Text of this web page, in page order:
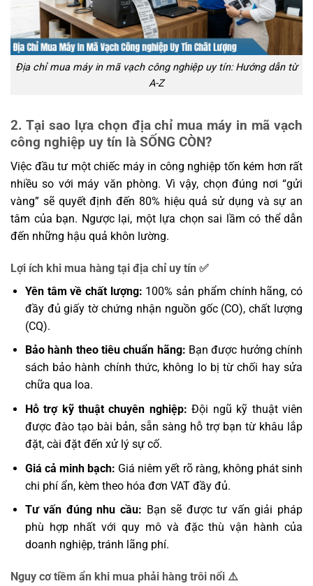
Địa chỉ mua máy in mã vạch công nghiệp uy tín: Hướng dẫn từ
A-Z
2. Tại sao lựa chọn địa chỉ mua máy in mã vạch
công nghiệp uy tín là SỐNG CÒN?
Việc đầu tư một chiếc máy in công nghiệp tốn kém hơn rất
nhiều so với máy văn phòng. Vì vậy, chọn đúng nơi “gửi
vàng” sẽ quyết định đến 80% hiệu quả sử dụng và sự an
tâm của bạn. Ngược lại, một lựa chọn sai lầm có thể dẫn
đến những hậu quả khôn lường.
Lợi ích khi mua hàng tại địa chỉ uy tín ✅
Yên tâm về chất lượng: 100% sản phẩm chính hãng, có
đầy đủ giấy tờ chứng nhận nguồn gốc (CO), chất lượng
(CQ).
Bảo hành theo tiêu chuẩn hãng: Bạn được hưởng chính
sách bảo hành chính thức, không lo bị từ chối hay sửa
chữa qua loa.
Hỗ trợ kỹ thuật chuyên nghiệp: Đội ngũ kỹ thuật viên
được đào tạo bài bản, sẵn sàng hỗ trợ bạn từ khâu lắp
đặt, cài đặt đến xử lý sự cố.
Giá cả minh bạch: Giá niêm yết rõ ràng, không phát sinh
chi phí ẩn, kèm theo hóa đơn VAT đầy đủ.
Tư vấn đúng nhu cầu: Bạn sẽ được tư vấn giải pháp
phù hợp nhất với quy mô và đặc thù vận hành của
doanh nghiệp, tránh lãng phí.
Nguy cơ tiềm ẩn khi mua phải hàng trôi nổi ⚠️